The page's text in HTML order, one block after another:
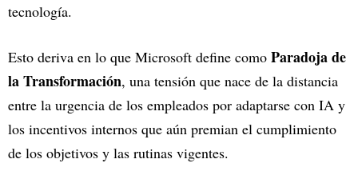
tecnología.
Esto deriva en lo que Microsoft define como Paradoja de
la Transformación, una tensión que nace de la distancia
entre la urgencia de los empleados por adaptarse con IA y
los incentivos internos que aún premian el cumplimiento
de los objetivos y las rutinas vigentes.